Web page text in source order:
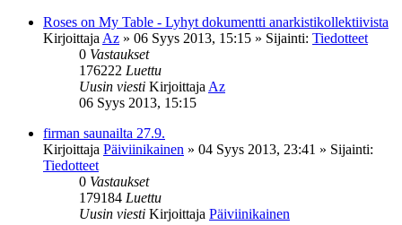
Roses on My Table - Lyhyt dokumentti anarkistikollektiivista
Kirjoittaja Az » 06 Syys 2013, 15:15 » Sijainti: Tiedotteet
0 Vastaukset
176222 Luettu
Uusin viesti Kirjoittaja Az
06 Syys 2013, 15:15
firman saunailta 27.9.
Kirjoittaja Päiviinikainen » 04 Syys 2013, 23:41 » Sijainti:
Tiedotteet
0 Vastaukset
179184 Luettu
Uusin viesti Kirjoittaja Päiviinikainen